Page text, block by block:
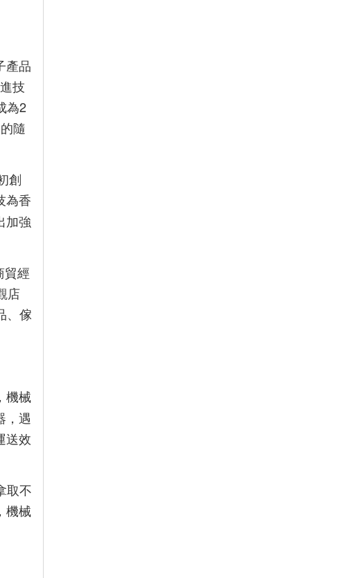
產品
技
為2
隨
創
為香
加強
貿經
店
、傢
機械
，遇
送效
取不
機械